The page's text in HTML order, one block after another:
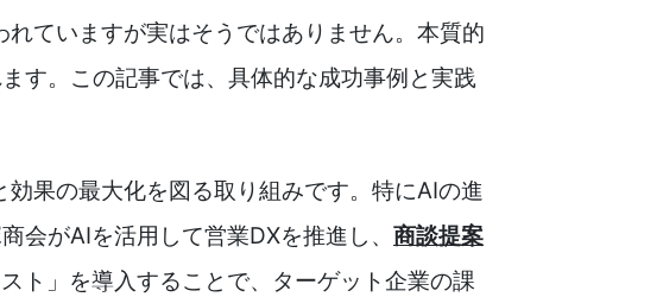
ていますが実はそうではありません。本質的
す。この記事では、具体的な成功事例と実践
果の最大化を図る取り組みです。特にAIの進
会がAIを活用して営業DXを推進し、 商談提案
ト」を導入することで、ターゲット企業の課